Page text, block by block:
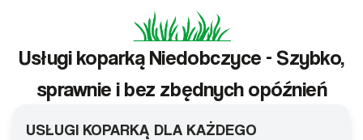
Usługi koparką Niedobczyce - Szybko,
sprawnie i bez zbędnych opóźnień
USŁUGI KOPARKĄ DLA KAŻDEGO